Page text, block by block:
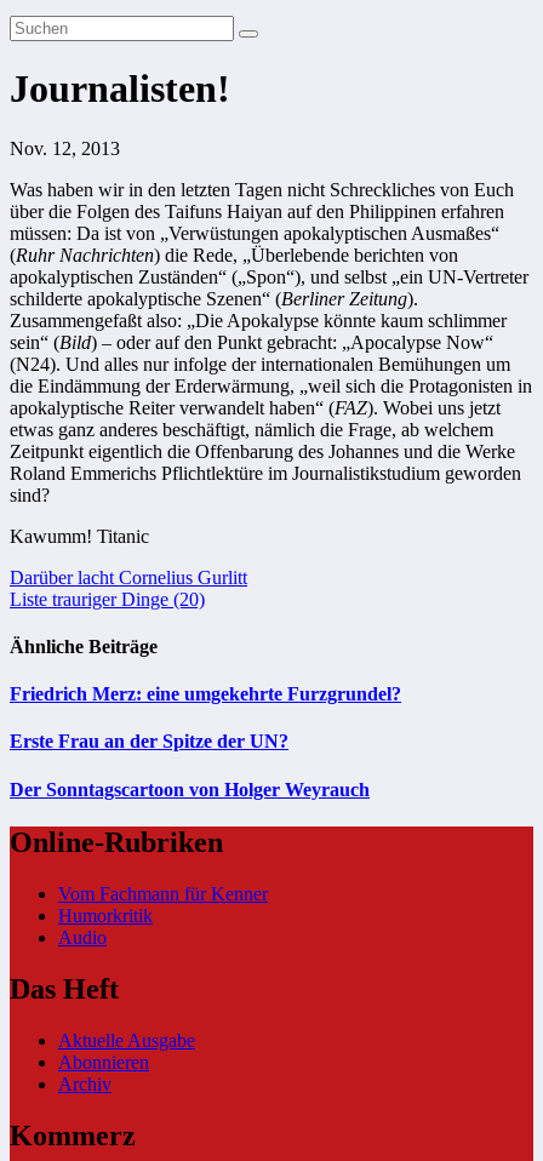
Journalisten!
Nov. 12, 2013
Was haben wir in den letzten Tagen nicht Schreckliches von Euch
über die Folgen des Taifuns Haiyan auf den Philippinen erfahren
müssen: Da ist von „Verwüstungen apokalyptischen Ausmaßes“
(Ruhr Nachrichten) die Rede, „Überlebende berichten von
apokalyptischen Zuständen“ („Spon“), und selbst „ein UN-Vertreter
schilderte apokalyptische Szenen“ (Berliner Zeitung).
Zusammengefaßt also: „Die Apokalypse könnte kaum schlimmer
sein“ (Bild) – oder auf den Punkt gebracht: „Apocalypse Now“
(N24). Und alles nur infolge der internationalen Bemühungen um
die Eindämmung der Erderwärmung, „weil sich die Protagonisten in
apokalyptische Reiter verwandelt haben“ (FAZ). Wobei uns jetzt
etwas ganz anderes beschäftigt, nämlich die Frage, ab welchem
Zeitpunkt eigentlich die Offenbarung des Johannes und die Werke
Roland Emmerichs Pflichtlektüre im Journalistikstudium geworden
sind?
Kawumm! Titanic
Beitragsnavigation
Darüber lacht Cornelius Gurlitt
Liste trauriger Dinge (20)
Ähnliche Beiträge
Friedrich Merz: eine umgekehrte Furzgrundel?
Erste Frau an der Spitze der UN?
Der Sonntagscartoon von Holger Weyrauch
Online-Rubriken
Vom Fachmann für Kenner
Humorkritik
Audio
Das Heft
Aktuelle Ausgabe
Abonnieren
Archiv
Kommerz